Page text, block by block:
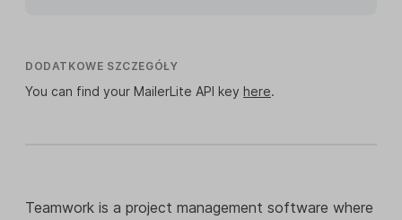
DODATKOWE SZCZEGÓŁY
You can find your MailerLite API key here.
Teamwork is a project management software where